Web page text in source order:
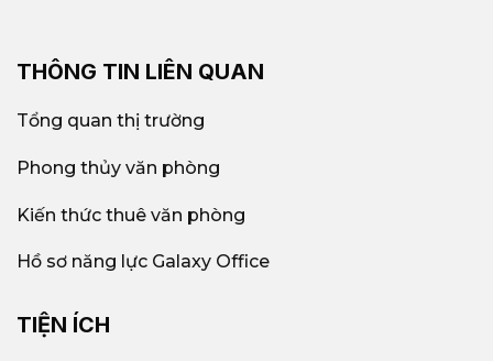
THÔNG TIN LIÊN QUAN
Tổng quan thị trường
Phong thủy văn phòng
Kiến thức thuê văn phòng
Hồ sơ năng lực Galaxy Office
TIỆN ÍCH